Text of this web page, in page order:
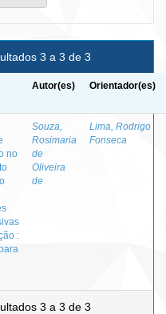
3 a 3 de 3
Autor(es) Orientador(es)
no
:
Souza,
Rosimaria
de
Oliveira
de
Lima, Rodrigo
Fonseca
3 a 3 de 3